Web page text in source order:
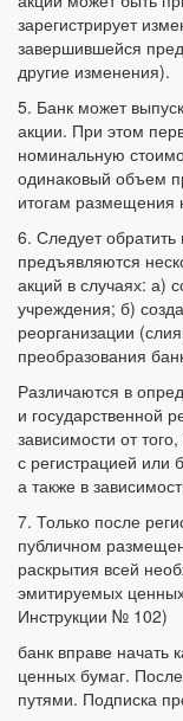
зарегистрирует
завершившейся
другие изменения).
5. Банк может
акции. При этом
номинальную
одинаковый объем
итогам размещения
6. Следует
предъявляются
акций в случаях: а)
учреждения; б)
реорганизации
преобразования
Различаются в
и государственной
зависимости от
с регистрацией или
а также в
7. Только после
публичном
раскрытия всей
эмитируемых
Инструкции № 102)
банк вправе
ценных бумаг.
путями. Подписка